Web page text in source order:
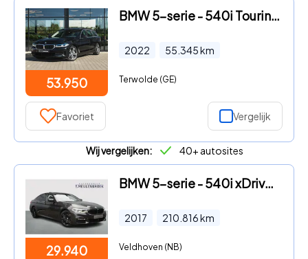
53.950
BMW 5-serie - 540i Touring xDrive LCI
2022 55.345km
Terwolde (GE)
Favoriet Vergelijk
Wij vergelijken: 40+ autosites
29.940
BMW 5-serie - 540i xDrive High Executive M Pakket, Glasdak, Head up
2017 210.816km
Veldhoven (NB)